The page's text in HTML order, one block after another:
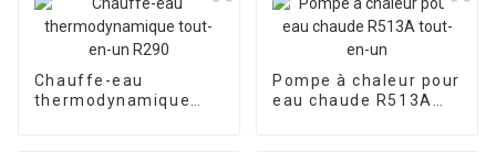
Chauffe-eau
thermodynamique
Pompe à chaleur pour
eau chaude R513A